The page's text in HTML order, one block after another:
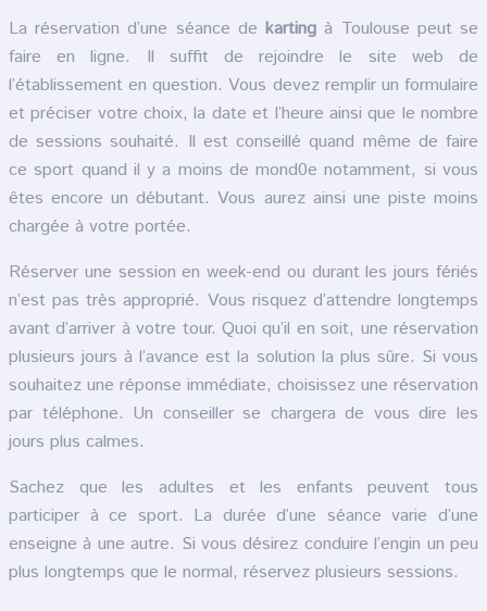
La réservation d’une séance dekarting à Toulouse peut se
faire en ligne. Il suffit de rejoindre le site web de
l’établissement en question. Vous devez remplir un formulaire
et préciser votre choix, la date et l’heure ainsi que le nombre
de sessions souhaité. Il est conseillé quand même de faire
ce sport quand il y a moins de mond0e notamment, si vous
êtes encore un débutant. Vous aurez ainsi une piste moins
chargée à votre portée.
Réserver une session en week-end ou durant les jours fériés
n’est pas très approprié. Vous risquez d’attendre longtemps
avant d’arriver à votre tour. Quoi qu’il en soit, une réservation
plusieurs jours à l’avance est la solution la plus sûre. Si vous
souhaitez une réponse immédiate, choisissez une réservation
par téléphone. Un conseiller se chargera de vous dire les
jours plus calmes.
Sachez que les adultes et les enfants peuvent tous
participer à ce sport. La durée d’une séance varie d’une
enseigne à une autre. Si vous désirez conduire l’engin un peu
plus longtemps que le normal, réservez plusieurs sessions.